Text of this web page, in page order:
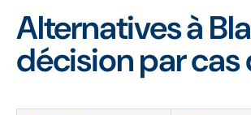
Alternatives à
décision par